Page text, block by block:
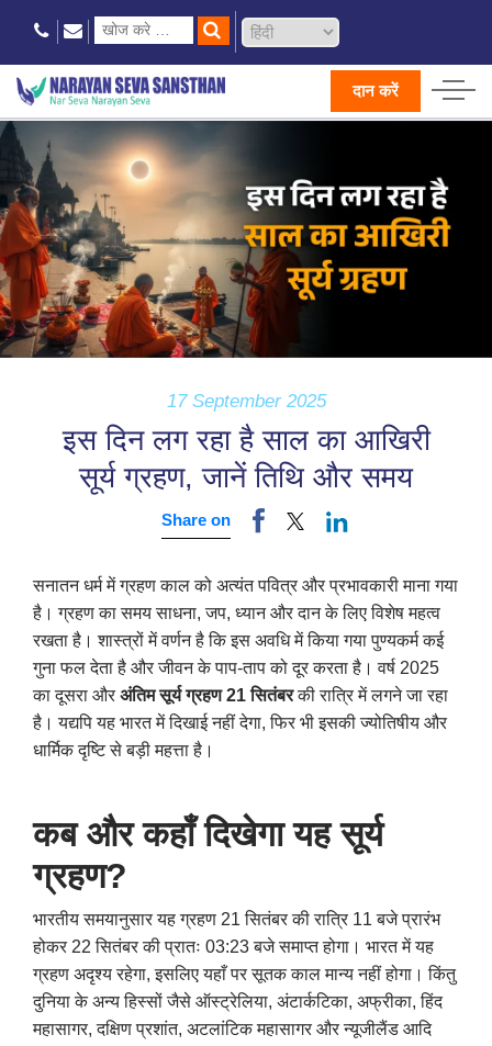
दान करें
17 September 2025
इस दिन लग रहा है साल का आखिरी
सूर्य ग्रहण, जानें तिथि और समय
Share on
सनातन धर्म में ग्रहण काल को अत्यंत पवित्र और प्रभावकारी माना गया
है। ग्रहण का समय साधना, जप, ध्यान और दान के लिए विशेष महत्व
रखता है। शास्त्रों में वर्णन है कि इस अवधि में किया गया पुण्यकर्म कई
गुना फल देता है और जीवन के पाप-ताप को दूर करता है। वर्ष 2025
का दूसरा और अंतिम सूर्य ग्रहण 21 सितंबरकी रात्रि में लगने जा रहा
है। यद्यपि यह भारत में दिखाई नहीं देगा, फिर भी इसकी ज्योतिषीय और
धार्मिक दृष्टि से बड़ी महत्ता है।
कब और कहाँ दिखेगा यह सूर्य
ग्रहण?
भारतीय समयानुसार यह ग्रहण 21 सितंबर की रात्रि 11 बजे प्रारंभ
होकर 22 सितंबर की प्रातः 03:23 बजे समाप्त होगा। भारत में यह
ग्रहण अदृश्य रहेगा, इसलिए यहाँ पर सूतक काल मान्य नहीं होगा। किंतु
दुनिया के अन्य हिस्सों जैसे ऑस्ट्रेलिया, अंटार्कटिका, अफ्रीका, हिंद
महासागर, दक्षिण प्रशांत, अटलांटिक महासागर और न्यूजीलैंड आदि